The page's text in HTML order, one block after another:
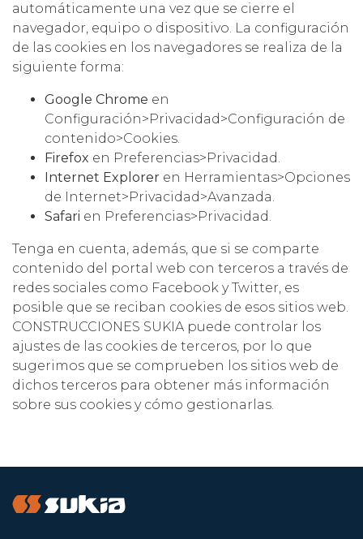
automáticamente una vez que se cierre el
navegador, equipo o dispositivo. La configuración
de las cookies en los navegadores se realiza de la
siguiente forma:
Google Chrome en
Configuración>Privacidad>Configuración de
contenido>Cookies.
Firefox en Preferencias>Privacidad.
Internet Explorer en Herramientas>Opciones
de Internet>Privacidad>Avanzada.
Safari en Preferencias>Privacidad.
Tenga en cuenta, además, que si se comparte
contenido del portal web con terceros a través de
redes sociales como Facebook y Twitter, es
posible que se reciban cookies de esos sitios web.
CONSTRUCCIONES SUKIA puede controlar los
ajustes de las cookies de terceros, por lo que
sugerimos que se comprueben los sitios web de
dichos terceros para obtener más información
sobre sus cookies y cómo gestionarlas.